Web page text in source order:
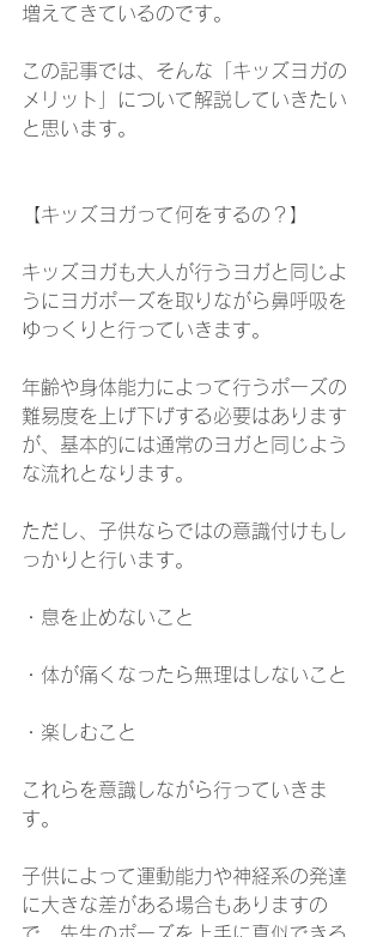
増えてきているのです。
この記事では、そんな「キッズヨガの
メリット」について解説していきたい
と思います。
【キッズヨガって何をするの？】
キッズヨガも大人が行うヨガと同じよ
うにヨガポーズを取りながら鼻呼吸を
ゆっくりと行っていきます。
年齢や身体能力によって行うポーズの
難易度を上げ下げする必要はあります
が、基本的には通常のヨガと同じよう
な流れとなります。
ただし、子供ならではの意識付けもし
っかりと行います。
・息を止めないこと
・体が痛くなったら無理はしないこと
・楽しむこと
これらを意識しながら行っていきま
す。
子供によって運動能力や神経系の発達
に大きな差がある場合もありますの